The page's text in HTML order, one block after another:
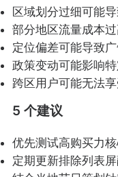
区域划分过细可能
部分地区流量成本
定位偏差可能导致
政策变动可能影响
跨区用户可能无法
5 个建议
优先测试高购买力
定期更新排除列表